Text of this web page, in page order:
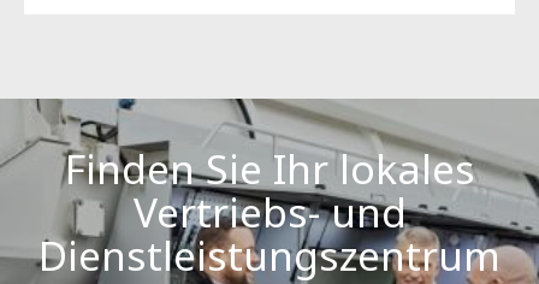
Finden Sie Ihr lokales
Vertriebs- und
Dienstleistungszentrum